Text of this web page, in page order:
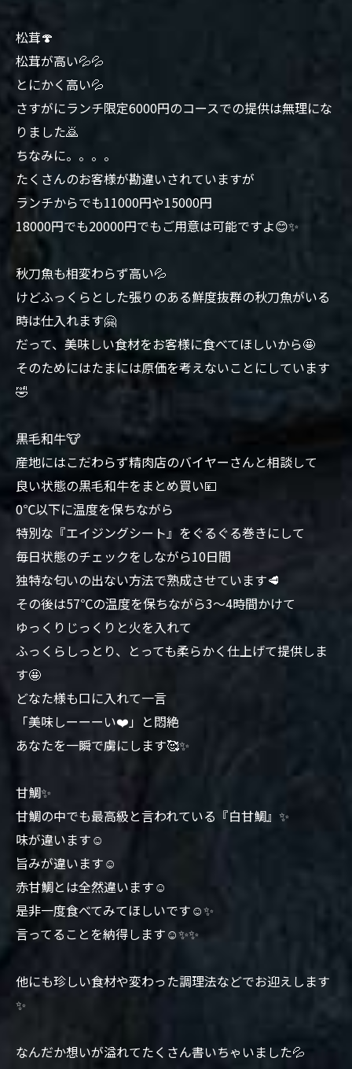
松茸🍄
松茸が高い💦💦
とにかく高い💦
さすがにランチ限定6000円のコースでの提供は無理にな
りました🙇
ちなみに。。。。
たくさんのお客様が勘違いされていますが
ランチからでも11000円や15000円
18000円でも20000円でもご用意は可能ですよ😊✨
秋刀魚も相変わらず高い💦
けどふっくらとした張りのある鮮度抜群の秋刀魚がいる
時は仕入れます🤗
だって、美味しい食材をお客様に食べてほしいから🤩
そのためにはたまには原価を考えないことにしています
🤣
黒毛和牛🐮
産地にはこだわらず精肉店のバイヤーさんと相談して
良い状態の黒毛和牛をまとめ買い💴
0℃以下に温度を保ちながら
特別な『エイジングシート』をぐるぐる巻きにして
毎日状態のチェックをしながら10日間
独特な匂いの出ない方法で熟成させています🥩
その後は57℃の温度を保ちながら3〜4時間かけて
ゆっくりじっくりと火を入れて
ふっくらしっとり、とっても柔らかく仕上げて提供しま
す🤩
どなた様も口に入れて一言
「美味しーーーい❤️」と悶絶
あなたを一瞬で虜にします🥰✨
甘鯛✨
甘鯛の中でも最高級と言われている『白甘鯛』✨
味が違います☺️
旨みが違います☺️
赤甘鯛とは全然違います☺️
是非一度食べてみてほしいです☺️✨
言ってることを納得します☺️✨✨
他にも珍しい食材や変わった調理法などでお迎えします
✨
なんだか想いが溢れてたくさん書いちゃいました💦